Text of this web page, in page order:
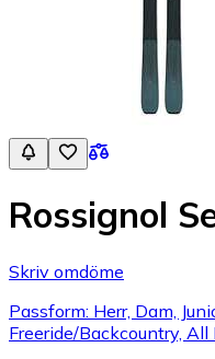
Rossignol
Skriv omdöme
Passform: Herr, Dam,
Freeride/Backcountry,